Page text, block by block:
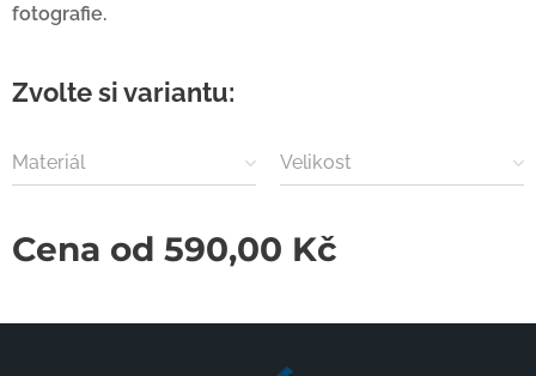
fotografie.
Zvolte si variantu:
Materiál Velikost
Cena od 590,00 Kč